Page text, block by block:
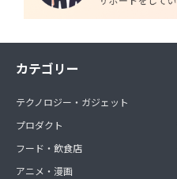
カテゴリー
テクノロジー・ガジェット
プロダクト
フード・飲食店
アニメ・漫画